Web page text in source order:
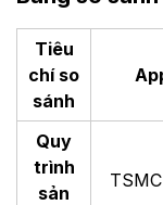
Tiêu
chí so
sánh
Quy
trình
sản